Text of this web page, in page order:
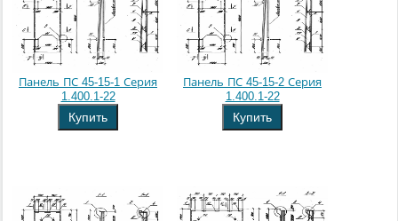
Панель ПС 45-15-1 Серия
1.400.1-22
Купить
Панель ПС 45-15-2 Серия
1.400.1-22
Купить